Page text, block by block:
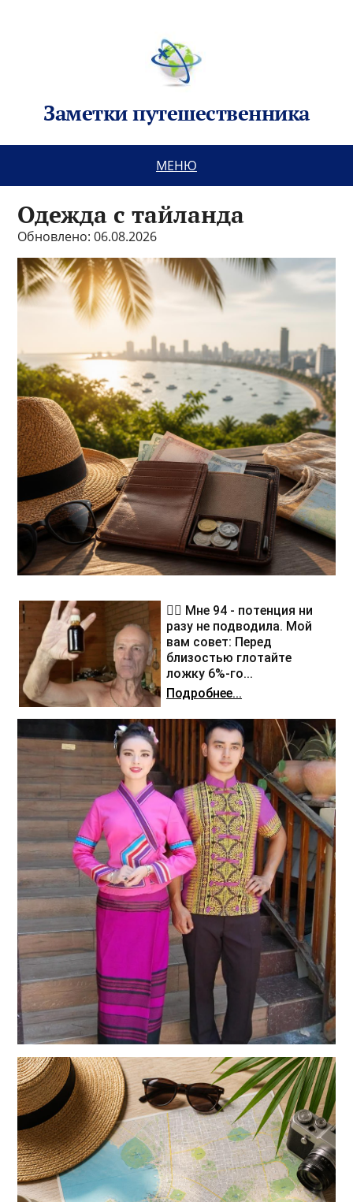
Заметки путешественника
МЕНЮ
Одежда с тайланда
Обновлено: 06.08.2026
❤️‍🔥 Мне 94 - потенция ни
разу не подводила. Мой
вам совет: Перед
близостью глотайте
ложку 6%-го...
Подробнее...